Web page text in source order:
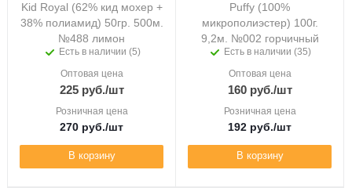
Kid Royal (62% кид мохер +
38% полиамид) 50гр. 500м.
№488 лимон
Есть в наличии (5)
Оптовая цена
225руб./шт
Розничная цена
270 руб./шт
В корзину
Puffy (100%
микрополиэстер) 100г.
9,2м. №002 горчичный
Есть в наличии (35)
Оптовая цена
160руб./шт
Розничная цена
192 руб./шт
В корзину